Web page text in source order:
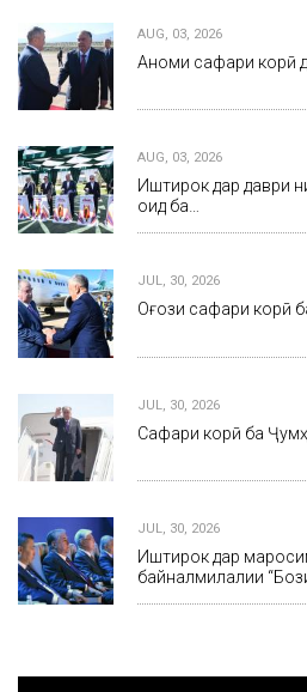
AUG, 03, 2026
Анҷоми сафари корӣ
AUG, 03, 2026
Иштирок дар даври
оид ба…
JUL, 30, 2026
Оғози сафари корӣ
JUL, 30, 2026
Сафари корӣ ба
JUL, 30, 2026
Иштирок дар
байналмилалии